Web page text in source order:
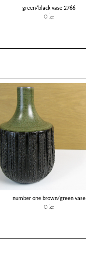
green/black vase 2766
0 kr
number one brown/green vase
0 kr